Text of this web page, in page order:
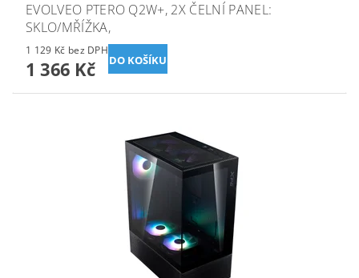
EVOLVEO PTERO Q2W+, 2X ČELNÍ PANEL:
SKLO/MŘÍŽKA,
1 129 Kč bez DPH
1 366 Kč